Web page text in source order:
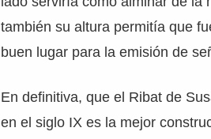
también su altura permitía que
buen lugar para la emisión de
En definitiva, que el Ribat de
en el siglo IX es la mejor